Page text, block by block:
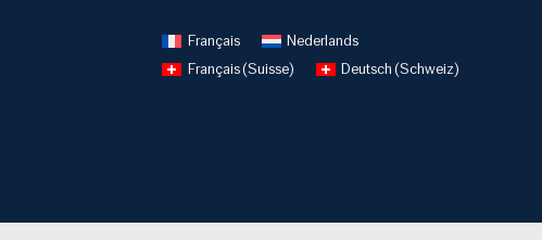
Français
Nederlands
Français (Suisse)
Deutsch (Schweiz)